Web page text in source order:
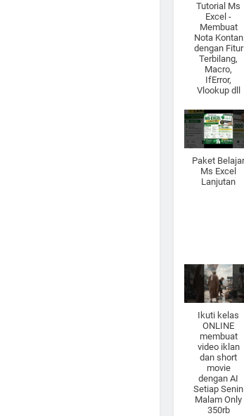
Tutorial Ms
Excel -
Membuat
Nota Kontan
dengan Fitur
Terbilang,
Macro,
IfError,
Vlookup dll
Paket
Ms Excel
Lanjutan
Ikuti kelas
ONLINE
membuat
video iklan
dan short
movie
dengan AI
Setiap Senin
Malam Only
350rb